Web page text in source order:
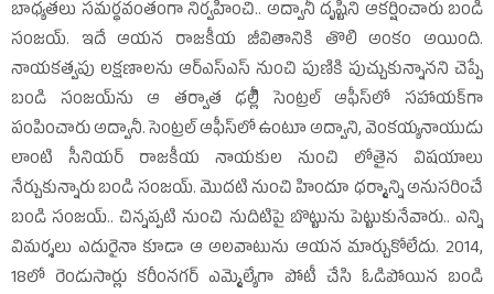
బాధ్యతలు సమర్ధవంతంగా నిర్వహించి.. అద్వానీ దృష్టిని ఆకర్షించారు బండి
సంజయ్‌. ఇదే ఆయన రాజకీయ జీవితానికి తొలి అంకం అయింది.
నాయకత్వపు లక్షణాలను ఆర్‌ఎస్‌ఎస్‌ నుంచి పుణికి పుచ్చుకున్నానని చెప్పే
బండి సంజయ్‌ను ఆ తర్వాత ఢల్లీి సెంట్రల్‌ ఆఫీస్‌లో సహాయక్‌గా
పంపించారు అద్వానీ. సెంట్రల్‌ ఆఫీస్‌లో ఉంటూ అద్వాని, వెంకయ్యనాయుడు
లాంటి సీనియర్‌ రాజకీయ నాయకుల నుంచి లోతైన విషయాలు
నేర్చుకున్నారు బండి సంజయ్‌. మొదటి నుంచి హిందూ ధర్మాన్ని అనుసరించే
బండి సంజయ్‌.. చిన్నప్పటి నుంచి నుదిటిపై బొట్టును పెట్టుకునేవారు.. ఎన్ని
విమర్శలు ఎదురైనా కూడా ఆ అలవాటును ఆయన మార్చుకోలేదు. 2014,
18లో రెండుసార్లు కరీంనగర్‌ ఎమ్మెల్యేగా పోటీ చేసి ఓడిపోయిన బండి